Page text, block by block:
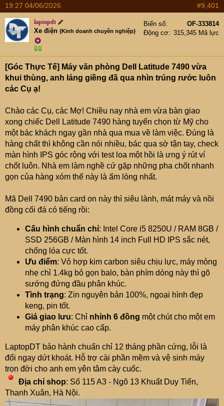
t
e
r
19:27 04/06/2026 #9,401
laptopdt
Xe điện {Kinh doanh chuyên nghiệp}
✪
Biển số
OF-333814
Động cơ
315,345 Mã lực
[Góc Thực Tế] Máy văn phòng Dell Latitude 7490 vừa
khui thùng, anh láng giềng đã qua nhìn trúng rước luôn
các Cụ ạ!
Chào các Cụ, các Mợ! Chiều nay nhà em vừa bàn giao
xong chiếc Dell Latitude 7490 hàng tuyển chọn từ Mỹ cho
một bác khách ngay gần nhà qua mua về làm việc. Đúng là
hàng chất thì không cần nói nhiều, bác qua sờ tận tay, check
màn hình IPS góc rộng với test loa một hồi là ưng ý rút ví
chốt luôn. Nhà em làm nghề cứ gặp những pha chốt nhanh
gọn của hàng xóm thế này là ấm lòng nhất.
Mã Dell 7490 bản card on này thì siêu lành, mát máy và nồi
đồng cối đá có tiếng rồi:
Cấu hình chuẩn chỉ: Intel Core i5 8250U / RAM 8GB /
SSD 256GB / Màn hình 14 inch Full HD IPS sắc nét,
chống lóa cực tốt.
Ưu điểm: Vỏ hợp kim carbon siêu chịu lực, máy mỏng
nhẹ chỉ 1.4kg bỏ gọn balo, bàn phím dòng này thì gõ
sướng đứng đầu phân khúc.
Tình trạng: Zin nguyên bản 100%, ngoại hình đẹp
keng, pin tốt.
Giá giao lưu: Chỉ nhỉnh 6 đồng một chút cho một em
máy phân khúc cao cấp.
LaptopDT bảo hành chuẩn chỉ 12 tháng phần cứng, lỗi là
đổi ngay dứt khoát. Hỗ trợ cài phần mềm và vệ sinh máy
trọn đời cho anh em yên tâm cày cuốc.
Địa chỉ shop: Số 115 A3 - Ngõ 13 Khuất Duy Tiến,
Thanh Xuân, Hà Nội.